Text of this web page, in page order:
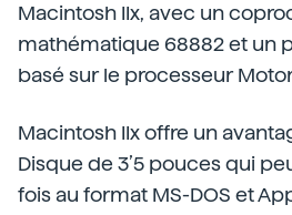
Macintosh IIx, avec un
mathématique 68882 et un
basé sur le processeur
Macintosh IIx offre un
Disque de 3’5 pouces qui
fois au format MS-DOS et